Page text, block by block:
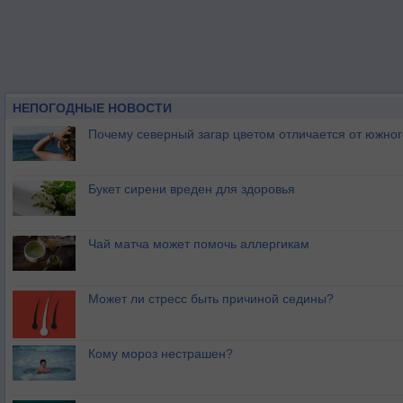
НЕПОГОДНЫЕ НОВОСТИ
Почему северный загар цветом отличается от
Букет сирени вреден для здоровья
Чай матча может помочь аллергикам
Может ли стресс быть причиной седины?
Кому мороз нестрашен?